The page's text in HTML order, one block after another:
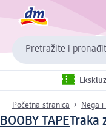
Pretražite i
Početna stranica Nega
BOOBY TAPETraka